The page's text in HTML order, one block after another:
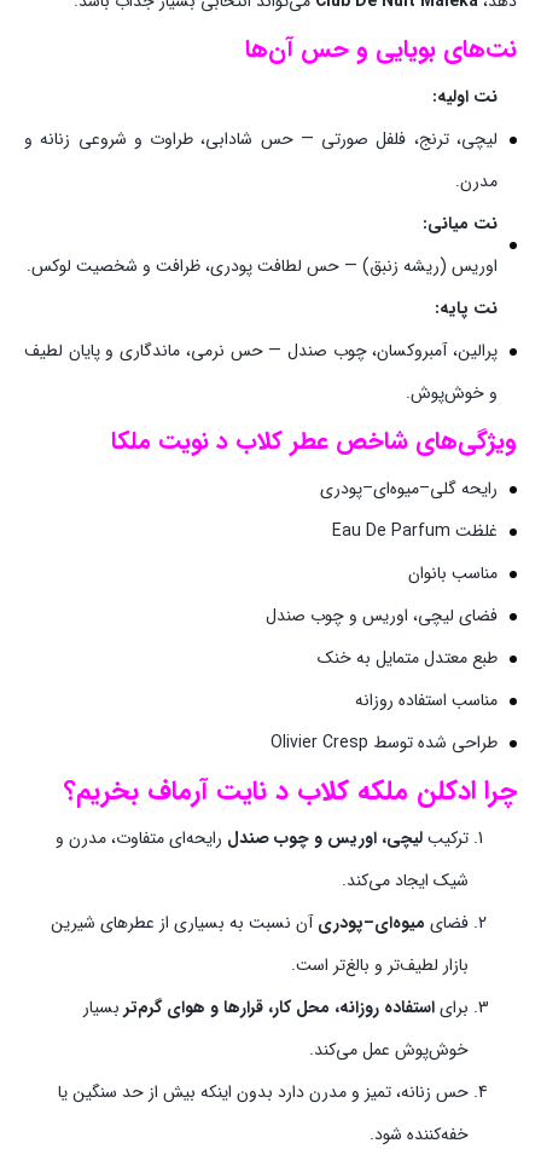
نت‌های بویایی و حس آن‌ها
نت اولیه:
لیچی، ترنج، فلفل صورتی — حس شادابی، طراوت و شروعی زنانه و
مدرن.
نت میانی:
اوریس (ریشه زنبق) — حس لطافت پودری، ظرافت و شخصیت لوکس.
نت پایه:
پرالین، آمبروکسان، چوب صندل — حس نرمی، ماندگاری و پایان لطیف
و خوش‌پوش.
ویژگی‌های شاخص عطر کلاب د نویت ملکا
رایحه گلی–میوه‌ای–پودری
غلظت Eau De Parfum
مناسب بانوان
فضای لیچی، اوریس و چوب صندل
طبع معتدل متمایل به خنک
مناسب استفاده روزانه
طراحی شده توسط Olivier Cresp
چرا ادکلن ملکه کلاب د نایت آرماف بخریم؟
ترکیبلیچی، اوریس و چوب صندل رایحه‌ای متفاوت، مدرن و
شیک ایجاد می‌کند.
فضای میوه‌ای–پودریآن نسبت به بسیاری از عطرهای شیرین
بازار لطیف‌تر و بالغ‌تر است.
برایاستفاده روزانه، محل کار، قرارها و هوای گرم‌تر بسیار
خوش‌پوش عمل می‌کند.
حس زنانه، تمیز و مدرن دارد بدون اینکه بیش از حد سنگین یا
خفه‌کننده شود.